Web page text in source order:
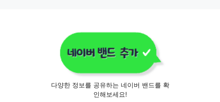
다양한 정보를 공유하는 네이버 밴드를 확
인해보세요!